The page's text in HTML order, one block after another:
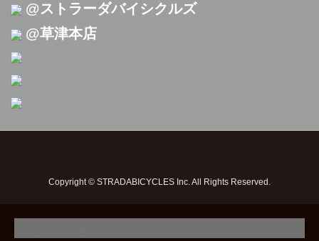
@ストラーダバイシクルズ
@草津本店
Copyright © STRADABICYCLES Inc. All Rights Reserved.